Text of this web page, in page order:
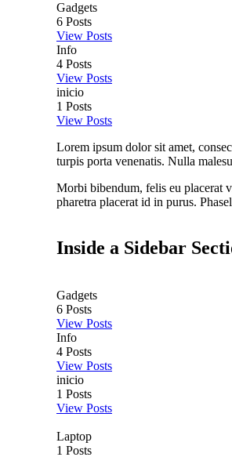
Gadgets
6 Posts
View Posts
Info
4 Posts
View Posts
inicio
1 Posts
View Posts
Lorem ipsum dolor sit amet,
turpis porta venenatis. Nulla
Morbi bibendum, felis eu placerat
pharetra placerat id in purus.
Inside a Sidebar
Gadgets
6 Posts
View Posts
Info
4 Posts
View Posts
inicio
1 Posts
View Posts
Laptop
1 Posts